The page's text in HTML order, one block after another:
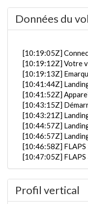
Données du vol
[10:19:05Z]
[10:19:12Z] Votre
[10:19:13Z]
[10:41:44Z]
[10:41:52Z]
[10:43:15Z]
[10:43:21Z]
[10:44:57Z]
[10:46:57Z]
[10:46:58Z] FLAPS
[10:47:05Z] FLAPS
[10:47:06Z] FLAPS
[10:47:23Z]
[10:47:45Z]
Profil vertical